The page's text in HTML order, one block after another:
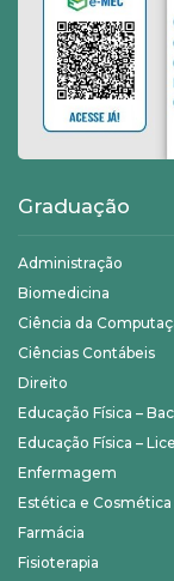
Graduação
Administração
Biomedicina
Ciência da
Ciências Contábeis
Direito
Educação Física –
Educação Física –
Enfermagem
Estética e Cosmética
Farmácia
Fisioterapia